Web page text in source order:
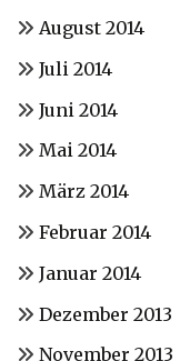
August 2014
Juli 2014
Juni 2014
Mai 2014
März 2014
Februar 2014
Januar 2014
Dezember 2013
November 2013